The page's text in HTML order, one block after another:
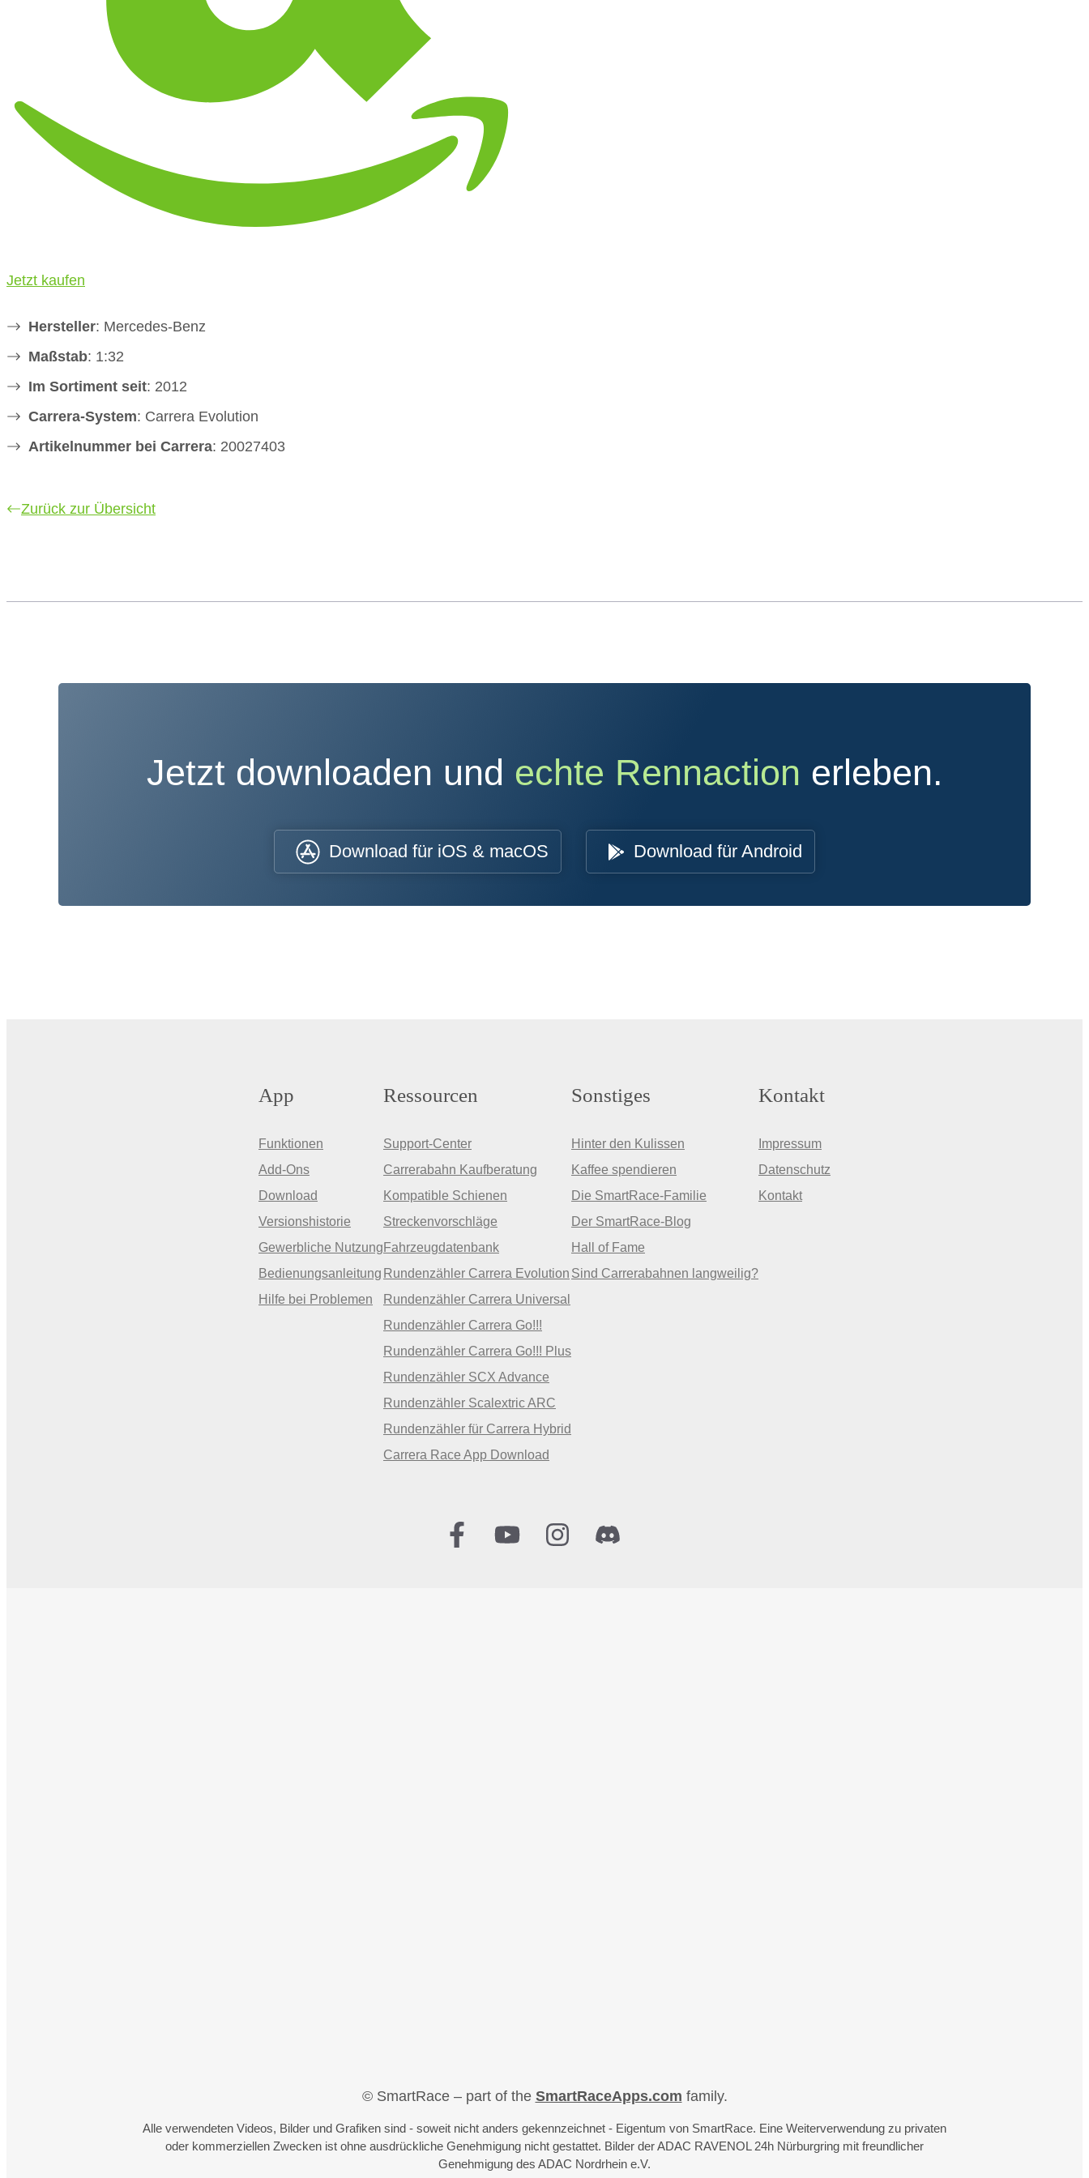
Jetzt kaufen
Hersteller: Mercedes-Benz
Maßstab: 1:32
Im Sortiment seit: 2012
Carrera-System: Carrera Evolution
Artikelnummer bei Carrera: 20027403
Zurück zur Übersicht
Jetzt downloaden und echte Rennaction erleben.
Download für iOS & macOS Download für Android
App
Funktionen
Add-Ons
Download
Versionshistorie
Gewerbliche Nutzung
Bedienungsanleitung
Hilfe bei Problemen
Ressourcen
Support-Center
Carrerabahn Kaufberatung
Kompatible Schienen
Streckenvorschläge
Fahrzeugdatenbank
Rundenzähler Carrera Evolution
Rundenzähler Carrera Universal
Rundenzähler Carrera Go!!!
Rundenzähler Carrera Go!!! Plus
Rundenzähler SCX Advance
Rundenzähler Scalextric ARC
Rundenzähler für Carrera Hybrid
Carrera Race App Download
Sonstiges
Hinter den Kulissen
Kaffee spendieren
Die SmartRace-Familie
Der SmartRace-Blog
Hall of Fame
Sind Carrerabahnen langweilig?
Kontakt
Impressum
Datenschutz
Kontakt
© SmartRace – part of the SmartRaceApps.com family.
Alle verwendeten Videos, Bilder und Grafiken sind - soweit nicht anders gekennzeichnet - Eigentum von SmartRace. Eine Weiterverwendung zu privaten
oder kommerziellen Zwecken ist ohne ausdrückliche Genehmigung nicht gestattet. Bilder der ADAC RAVENOL 24h Nürburgring mit freundlicher
Genehmigung des ADAC Nordrhein e.V.